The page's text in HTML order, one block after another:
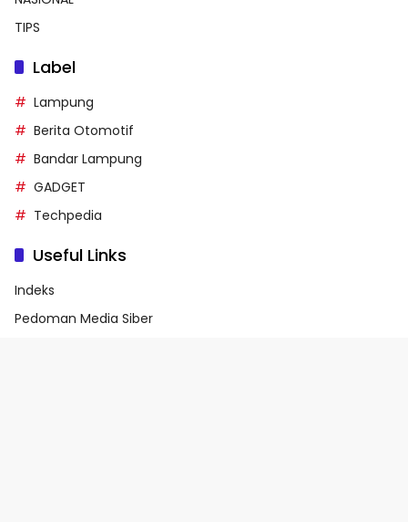
TIPS
Label
Lampung
Berita Otomotif
Bandar Lampung
GADGET
Techpedia
Useful Links
Indeks
Pedoman Media Siber